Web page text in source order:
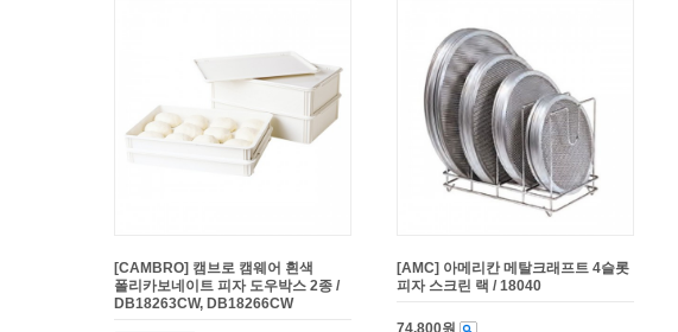
[CAMBRO] 캠브로 캠웨어 흰색
폴리카보네이트 피자 도우박스 2종 /
DB18263CW, DB18266CW
[AMC] 아메리칸 메탈크래프트 4슬롯
피자 스크린 랙 / 18040